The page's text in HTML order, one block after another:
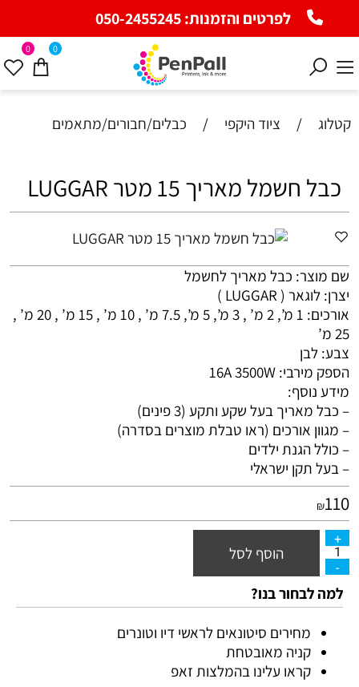
לפרטים והזמנות:050-2455245
0 0
קטלוג / ציוד היקפי / כבלים/חבורים/מתאמים
כבל חשמל מאריך 15 מטר LUGGAR
שם מוצר: כבל מאריך לחשמל
יצרן: לוגאר ( LUGGAR
)
אורכים: 1 מ’, 2 מ’ , 3 מ’, 5 מ’, 7.5 מ’ , 10 מ’ , 15 מ’ , 20 מ’ ,
25 מ’
צבע: לבן
הספק מירבי: 16A 3500W
מידע נוסף:
– כבל מאריך בעל שקע ותקע (3 פינים)
– מגוון אורכים (ראו טבלת מוצרים בסדרה)
– כולל הגנת ילדים
– בעל תקן ישראלי
₪110
הוסף לסל
למה לבחור בנו?
מחירים סיטונאים לראשי דיו וטונרים
קניה מאובטחת
קראו עלינו בהמלצות זאפ